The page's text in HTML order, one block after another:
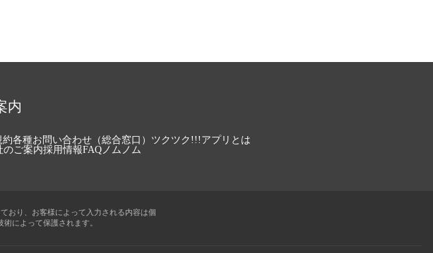
内
約各種お問い合わせ（総合窓口） ツクツク!!!アプリとは
のご案内採用情報FAQノムノム
おり、お客様によって入力される内容は個
によって保護されます。